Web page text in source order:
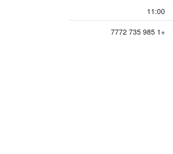
11:00
+1 985 735 7772